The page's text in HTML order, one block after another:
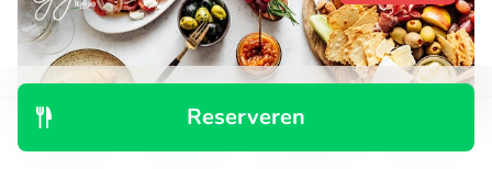
Reserveren